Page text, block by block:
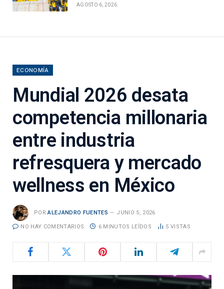
AGOSTO 6, 2026
ECONOMÍA
Mundial 2026 desata
competencia millonaria
entre industria
refresquera y mercado
wellness en México
POR ALEJANDRO FUENTES JUNIO 5, 2026
NO HAY COMENTARIOS 6 MINUTOS LEÍDOS 5 VISTAS